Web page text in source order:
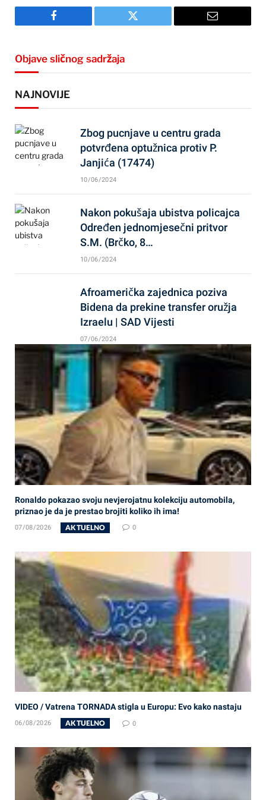
Facebook Twitter Email
Objave sličnog sadržaja
NAJNOVIJE
Zbog pucnjave u centru grada
potvrđena optužnica protiv P.
Janjića (17474)
10/06/2024
Nakon pokušaja ubistva policajca
Određen jednomjesečni pritvor
S.M. (Brčko, 8…
10/06/2024
Afroamerička zajednica poziva
Bidena da prekine transfer oružja
Izraelu | SAD Vijesti
07/06/2024
Ronaldo pokazao svoju nevjerojatnu kolekciju automobila,
priznao je da je prestao brojiti koliko ih ima!
07/08/2026 AKTUELNO 0
VIDEO / Vatrena TORNADA stigla u Europu: Evo kako nastaju
06/08/2026 AKTUELNO 0